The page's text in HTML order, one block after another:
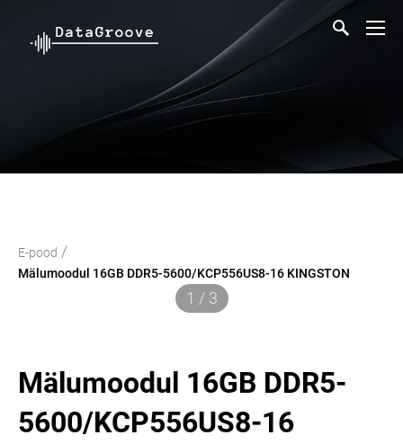
E-pood /
Mälumoodul 16GB DDR5-5600/KCP556US8-16 KINGSTON
1 / 3
Mälumoodul 16GB DDR5-
5600/KCP556US8-16